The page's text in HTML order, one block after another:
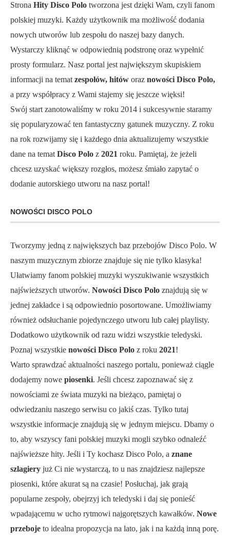
Strona Hity Disco Polo tworzona jest dzięki Wam, czyli fanom
polskiej muzyki. Każdy użytkownik ma możliwość dodania
nowych utworów lub zespołu do naszej bazy danych.
Wystarczy kliknąć w odpowiednią podstronę oraz wypełnić
prosty formularz. Nasz portal jest największym skupiskiem
informacji na tematzespołów, hitów oraz nowości Disco Polo,
a przy współpracy z Wami stajemy się jeszcze więksi!
Swój start zanotowaliśmy w roku 2014 i sukcesywnie staramy
się popularyzować ten fantastyczny gatunek muzyczny. Z roku
na rok rozwijamy się i każdego dnia aktualizujemy wszystkie
dane na tematDisco Polo z 2021 roku. Pamiętaj, że jeżeli
chcesz uzyskać większy rozgłos, możesz śmiało zapytać o
dodanie autorskiego utworu na nasz portal!
NOWOŚCI DISCO POLO
Tworzymy jedną z największych baz przebojów Disco Polo. W
naszym muzycznym zbiorze znajduje się nie tylko klasyka!
Ułatwiamy fanom polskiej muzyki wyszukiwanie wszystkich
najświeższych utworów. Nowości Disco Polo znajdują się w
jednej zakładce i są odpowiednio posortowane. Umożliwiamy
również odsłuchanie pojedynczego utworu lub całej playlisty.
Dodatkowo użytkownik od razu widzi wszystkie teledyski.
Poznaj wszystkie nowości Disco Polo z roku 2021!
Warto sprawdzać aktualności naszego portalu, ponieważ ciągle
dodajemy nowe piosenki. Jeśli chcesz zapoznawać się z
nowościami ze świata muzyki na bieżąco, pamiętaj o
odwiedzaniu naszego serwisu co jakiś czas. Tylko tutaj
wszystkie informacje znajdują się w jednym miejscu. Dbamy o
to, aby wszyscy fani polskiej muzyki mogli szybko odnaleźć
najświeższe hity. Jeśli i Ty kochasz Disco Polo, a znane
szlagiery już Ci nie wystarczą, to u nas znajdziesz najlepsze
piosenki, które akurat są na czasie! Posłuchaj, jak grają
popularne zespoły, obejrzyj ich teledyski i daj się ponieść
wpadającemu w ucho rytmowi najgorętszych kawałków. Nowe
przeboje to idealna propozycja na lato, jak i na każdą inną porę.